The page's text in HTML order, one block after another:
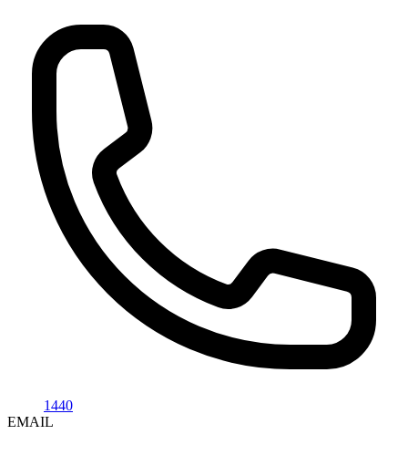
1440
EMAIL